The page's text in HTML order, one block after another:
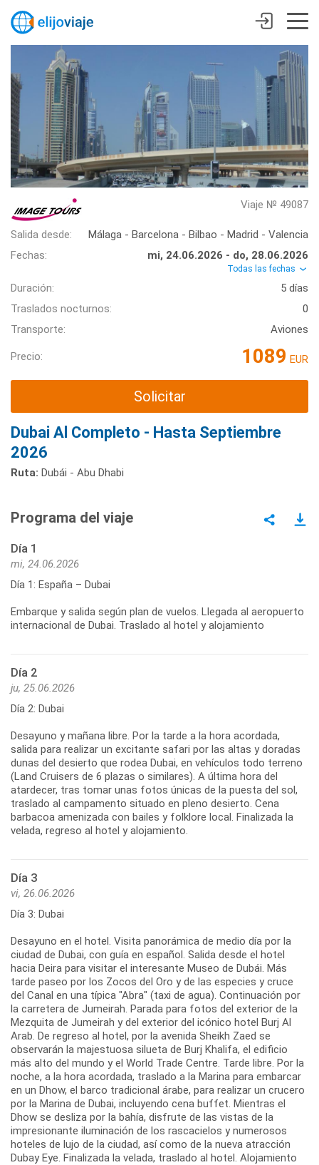
Viaje № 49087
Salida desde:
Málaga - Barcelona - Bilbao - Madrid - Valencia
Fechas:
mi, 24.06.2026 - do, 28.06.2026
Todas las fechas
Duración:
5 días
Traslados nocturnos:
0
Transporte:
Aviones
Precio: 1089 EUR
Solicitar
Dubai Al Completo - Hasta Septiembre
2026
Ruta: Dubái - Abu Dhabi
Programa del viaje
Día 1
mi, 24.06.2026
Día 1: España – Dubai
Embarque y salida según plan de vuelos. Llegada al aeropuerto
internacional de Dubai. Traslado al hotel y alojamiento
Día 2
ju, 25.06.2026
Día 2: Dubai
Desayuno y mañana libre. Por la tarde a la hora acordada,
salida para realizar un excitante safari por las altas y doradas
dunas del desierto que rodea Dubai, en vehículos todo terreno
(Land Cruisers de 6 plazas o similares). A última hora del
atardecer, tras tomar unas fotos únicas de la puesta del sol,
traslado al campamento situado en pleno desierto. Cena
barbacoa amenizada con bailes y folklore local. Finalizada la
velada, regreso al hotel y alojamiento.
Día 3
vi, 26.06.2026
Día 3: Dubai
Desayuno en el hotel. Visita panorámica de medio día por la
ciudad de Dubai, con guía en español. Salida desde el hotel
hacia Deira para visitar el interesante Museo de Dubái. Más
tarde paseo por los Zocos del Oro y de las especies y cruce
del Canal en una típica "Abra" (taxi de agua). Continuación por
la carretera de Jumeirah. Parada para fotos del exterior de la
Mezquita de Jumeirah y del exterior del icónico hotel Burj Al
Arab. De regreso al hotel, por la avenida Sheikh Zaed se
observarán la majestuosa silueta de Burj Khalifa, el edificio
más alto del mundo y el World Trade Centre. Tarde libre. Por la
noche, a la hora acordada, traslado a la Marina para embarcar
en un Dhow, el barco tradicional árabe, para realizar un crucero
por la Marina de Dubai, incluyendo cena buffet. Mientras el
Dhow se desliza por la bahía, disfrute de las vistas de la
impresionante iluminación de los rascacielos y numerosos
hoteles de lujo de la ciudad, así como de la nueva atracción
Dubay Eye. Finalizada la velada, traslado al hotel. Alojamiento